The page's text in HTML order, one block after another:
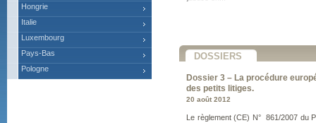
DOSSIERS
Dossier 3 – La procédure
des petits litiges.
20 août 2012
Le règlement (CE) N° 861/2007 du
Hongrie
Italie
Luxembourg
Pays-Bas
Pologne